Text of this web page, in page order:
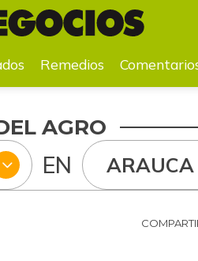
Comentarios Agenda
Remedios
AGRO
EN ARAUCA